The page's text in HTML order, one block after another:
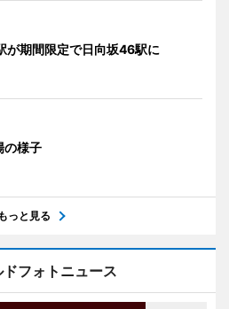
が期間限定で日向坂46駅に
の様子
もっと見る
ドフォトニュース